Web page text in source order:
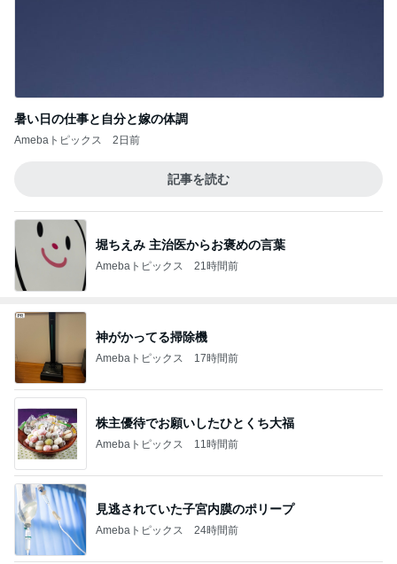
暑い日の仕事と自分と嫁の体調
Amebaトピックス 2日前
記事を読む
堀ちえみ 主治医からお褒めの言葉
Amebaトピックス 21時間前
神がかってる掃除機
Amebaトピックス 17時間前
株主優待でお願いしたひとくち大福
Amebaトピックス 11時間前
見逃されていた子宮内膜のポリープ
Amebaトピックス 24時間前